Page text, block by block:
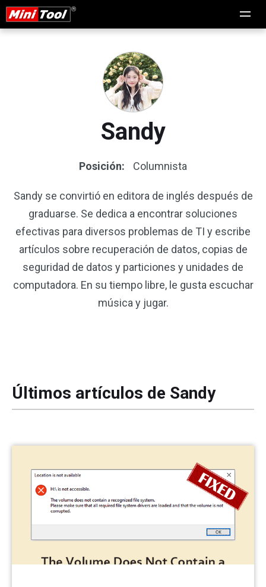
Sandy
Posición: Columnista
Sandy se convirtió en editora de inglés después de
graduarse. Se dedica a encontrar soluciones
efectivas para diversos problemas de TI y escribe
artículos sobre recuperación de datos, copias de
seguridad de datos y particiones y unidades de
computadora. En su tiempo libre, le gusta escuchar
música y jugar.
Últimos artículos de Sandy